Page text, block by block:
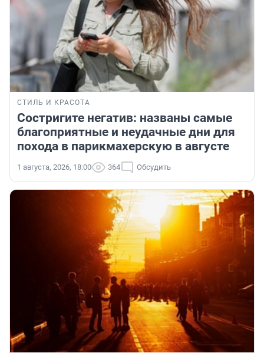
СТИЛЬ И КРАСОТА
Состригите негатив: названы самые
благоприятные и неудачные дни для
похода в парикмахерскую в августе
1 августа, 2026, 18:00 364 Обсудить